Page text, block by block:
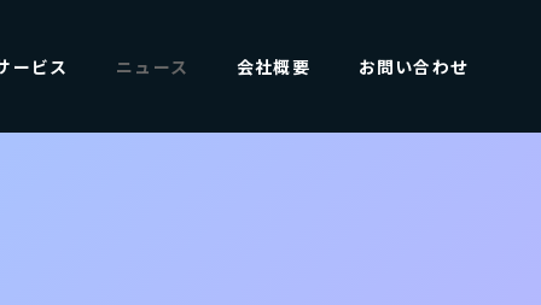
ービス ニュース 会社概要 お問い合わせ